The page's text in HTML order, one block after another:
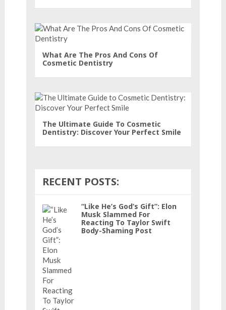
What Are The Pros And Cons Of
Cosmetic Dentistry
The Ultimate Guide To Cosmetic
Dentistry: Discover Your Perfect Smile
RECENT POSTS:
“Like He’s God’s Gift”: Elon
Musk Slammed For
Reacting To Taylor Swift
Body-Shaming Post